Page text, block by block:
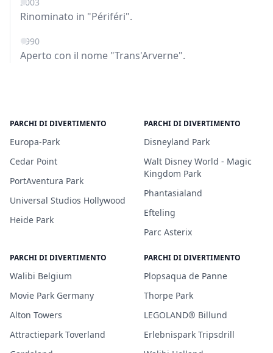
Rinominato in "Périféri".
1990
Aperto con il nome "Trans'Arverne".
PARCHI DI DIVERTIMENTO
Europa-Park
Cedar Point
PortAventura Park
Universal Studios Hollywood
Heide Park
PARCHI DI DIVERTIMENTO
Disneyland Park
Walt Disney World - Magic
Kingdom Park
Phantasialand
Efteling
Parc Asterix
PARCHI DI DIVERTIMENTO
Walibi Belgium
Movie Park Germany
Alton Towers
Attractiepark Toverland
PARCHI DI DIVERTIMENTO
Plopsaqua de Panne
Thorpe Park
LEGOLAND® Billund
Erlebnispark Tripsdrill